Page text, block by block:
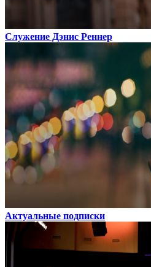
Служение Дэнис Реннер
Актуальные подписки